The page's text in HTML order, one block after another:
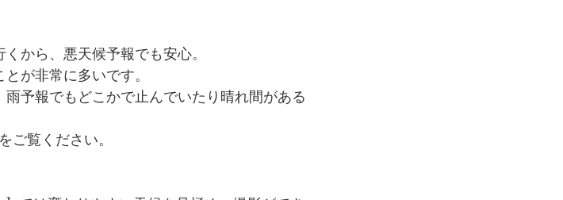
から、悪天候予報でも安心。
が非常に多いです。
予報でもどこかで止んでいたり晴れ間がある
覧ください。